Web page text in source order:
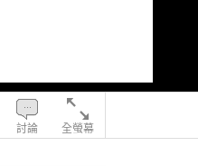
討論 全螢幕